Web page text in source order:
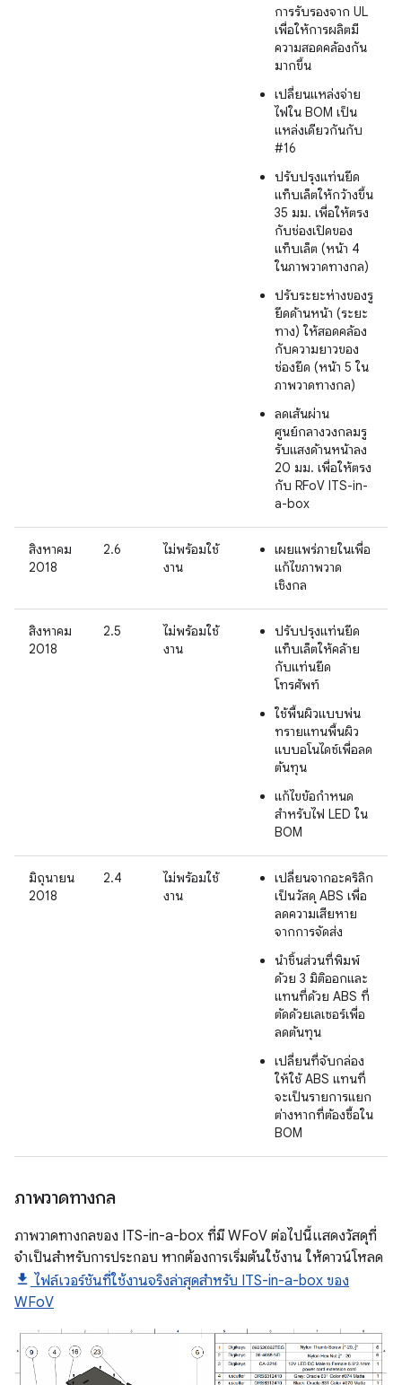
การรับรองจาก UL
เพื่อให้การผลิตมี
ความสอดคล้องกัน
มากขึ้น
เปลี่ยนแหล่งจ่าย
ไฟใน BOM เป็น
แหล่งเดียวกันกับ
#16
ปรับปรุงแท่นยึด
แท็บเล็ตให้กว้างขึ้น
35 มม. เพื่อให้ตรง
กับช่องเปิดของ
แท็บเล็ต (หน้า 4
ในภาพวาดทางกล)
ปรับระยะห่างของรู
ยึดด้านหน้า (ระยะ
ทาง) ให้สอดคล้อง
กับความยาวของ
ช่องยึด (หน้า 5 ใน
ภาพวาดทางกล)
ลดเส้นผ่าน
ศูนย์กลางวงกลมรู
รับแสงด้านหน้าลง
20 มม. เพื่อให้ตรง
กับ RFoV ITS-in-
a-box
สิงหาคม
2018
2.6
ไม่พร้อมใช้
งาน
เผยแพร่ภายในเพื่อ
แก้ไขภาพวาด
เชิงกล
สิงหาคม
2018
2.5
ไม่พร้อมใช้
งาน
ปรับปรุงแท่นยึด
แท็บเล็ตให้คล้าย
กับแท่นยึด
โทรศัพท์
ใช้พื้นผิวแบบพ่น
ทรายแทนพื้นผิว
แบบอโนไดซ์เพื่อลด
ต้นทุน
แก้ไขข้อกำหนด
สำหรับไฟ LED ใน
BOM
มิถุนายน
2018
2.4
ไม่พร้อมใช้
งาน
เปลี่ยนจากอะคริลิก
เป็นวัสดุ ABS เพื่อ
ลดความเสียหาย
จากการจัดส่ง
นำชิ้นส่วนที่พิมพ์
ด้วย 3 มิติออกและ
แทนที่ด้วย ABS ที่
ตัดด้วยเลเซอร์เพื่อ
ลดต้นทุน
เปลี่ยนที่จับกล่อง
ให้ใช้ ABS แทนที่
จะเป็นรายการแยก
ต่างหากที่ต้องซื้อใน
BOM
ภาพวาดทางกล
ภาพวาดทางกลของ ITS-in-a-box ที่มี WFoV ต่อไปนี้แสดงวัสดุที่
จำเป็นสำหรับการประกอบ หากต้องการเริ่มต้นใช้งาน ให้ดาวน์โหลด
ไฟล์เวอร์ชันที่ใช้งานจริงล่าสุดสำหรับ ITS-in-a-box ของ
WFoV